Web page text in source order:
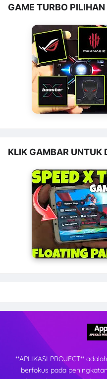
GAME TURBO PILIHAN
KLIK GAMBAR UNTUK
**APLIKASI PROJECT**
berfokus pada